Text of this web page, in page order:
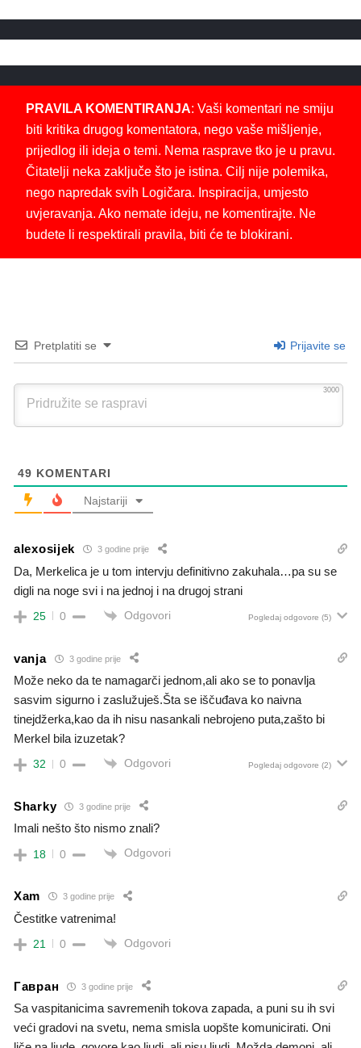
PRAVILA KOMENTIRANJA: Vaši komentari ne smiju
biti kritika drugog komentatora, nego vaše mišljenje,
prijedlog ili ideja o temi. Nema rasprave tko je u pravu.
Čitatelji neka zaključe što je istina. Cilj nije polemika,
nego napredak svih Logičara. Inspiracija, umjesto
uvjeravanja. Ako nemate ideju, ne komentirajte. Ne
budete li respektirali pravila, biti će te blokirani.
Pretplatiti se Prijavite se
3000
49 KOMENTARI
Najstariji
alexosijek 3 godine prije
Da, Merkelica je u tom intervju definitivno zakuhala…pa su se
digli na noge svi i na jednoj i na drugoj strani
25 0 Odgovori Pogledaj odgovore (5)
vanja 3 godine prije
Može neko da te namagarči jednom,ali ako se to ponavlja
sasvim sigurno i zaslužuješ.Šta se iščuđava ko naivna
tinejdžerka,kao da ih nisu nasankali nebrojeno puta,zašto bi
Merkel bila izuzetak?
32 0 Odgovori Pogledaj odgovore (2)
Sharky 3 godine prije
Imali nešto što nismo znali?
18 0 Odgovori
Xam 3 godine prije
Čestitke vatrenima!
21 0 Odgovori
Гавран 3 godine prije
Sa vaspitanicima savremenih tokova zapada, a puni su ih svi
veći gradovi na svetu, nema smisla uopšte komunicirati. Oni